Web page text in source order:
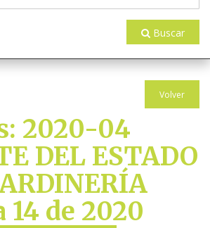
Buscar
Volver
2020-04
DEL ESTADO
14 de 2020